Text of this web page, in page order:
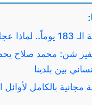
مصر موعد بدء الدراسة 2027؟
شن: محمد صلاح
بين بلدينا
مجانية بالكامل